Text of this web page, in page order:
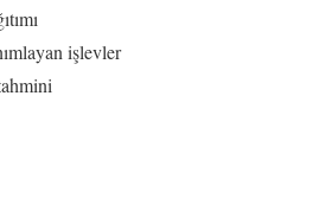
işlevler